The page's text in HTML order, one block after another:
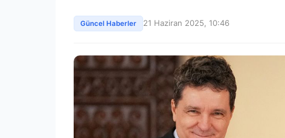
Güncel Haberler 21 Haziran 2025, 10:46